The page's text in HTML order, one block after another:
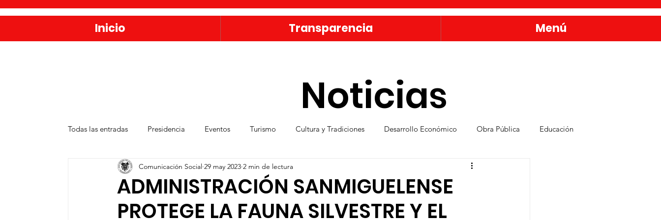
Todas las entradas Presidencia Eventos Turismo Cultura y Tradiciones Desarrollo Económico Obra Pública Educación
Agua y Alcantarillado Deporte Medio Ambiente Bienestar y Desarrollo Social
Publicaciones Administración Pública Familia sanmiguelense Jóvenes Mujeres Servicios Públicos
ADMINISTRACIÓN SANMIGUELENSE
PROTEGE LA FAUNA SILVESTRE Y EL
Comunicación Social 29 may 2023 2 min de lectura
Inicio Transparencia Menú
Noticias